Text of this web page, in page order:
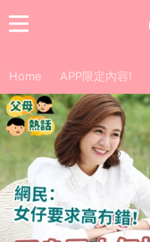
Home APP限定內容!